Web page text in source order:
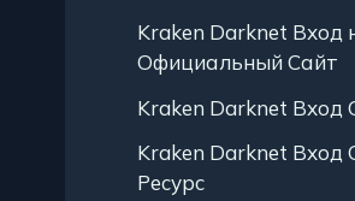
Kraken Darknet Вход
Официальный Сайт
Kraken Darknet
Kraken Darknet
Ресурс